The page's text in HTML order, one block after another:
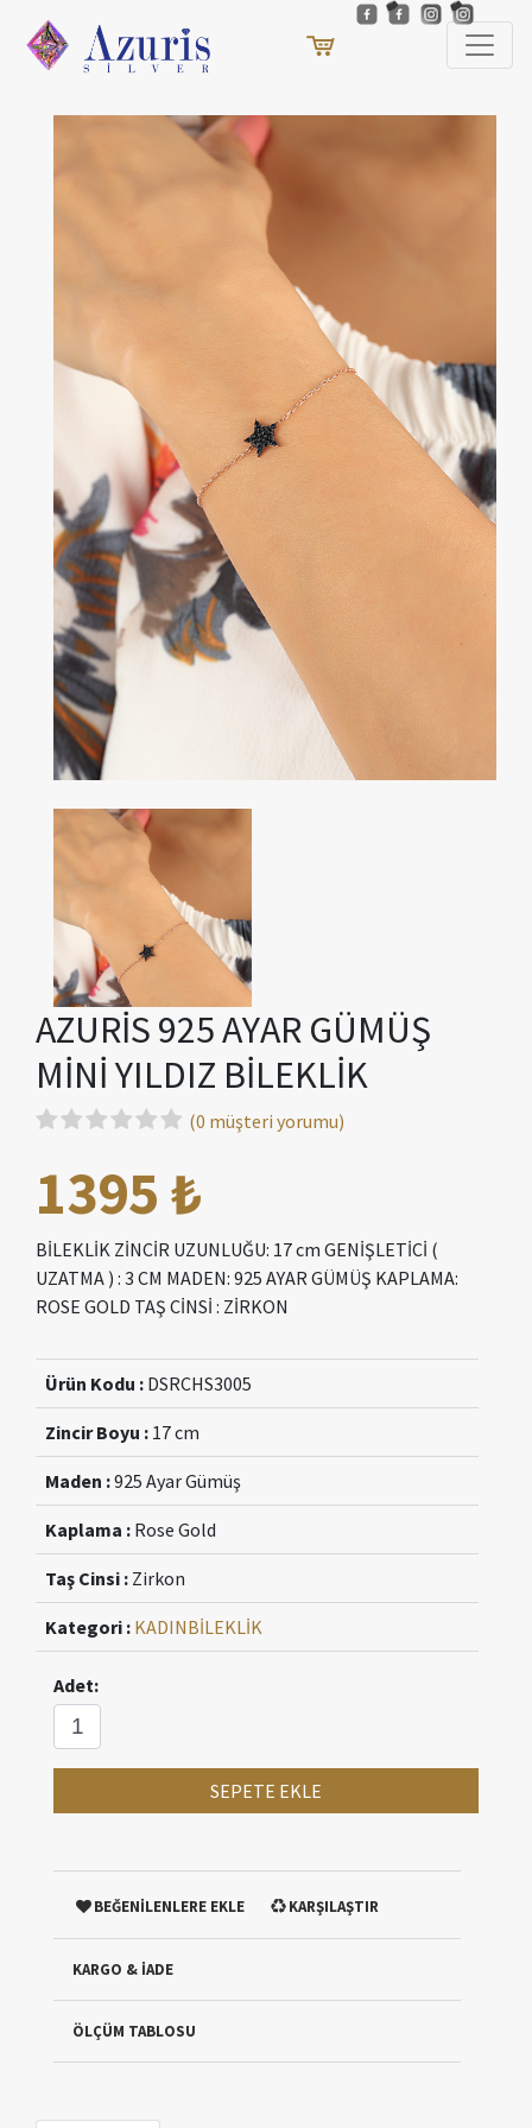
AZURİS 925 AYAR GÜMÜŞ
MİNİ YILDIZ BİLEKLİK
(0 müşteri yorumu)
1395 ₺
BİLEKLİK ZİNCİR UZUNLUĞU: 17 cm GENİŞLETİCİ (
UZATMA ) : 3 CM MADEN: 925 AYAR GÜMÜŞ KAPLAMA:
ROSE GOLD TAŞ CİNSİ : ZİRKON
Ürün Kodu : DSRCHS3005
Zincir Boyu : 17 cm
Maden :925 Ayar Gümüş
Kaplama : Rose Gold
Taş Cinsi : Zirkon
Kategori : KADINBİLEKLİK
Adet:
SEPETE EKLE
BEĞENİLENLERE EKLE KARŞILAŞTIR
KARGO & İADE
ÖLÇÜM TABLOSU